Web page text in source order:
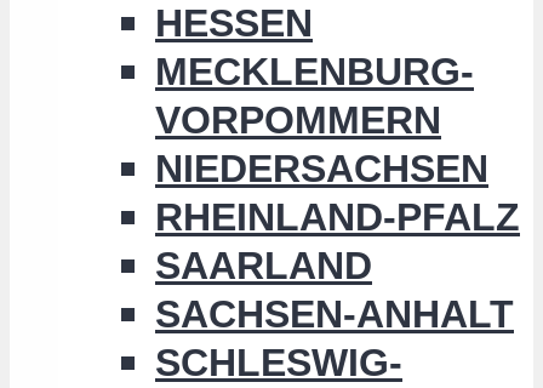
HESSEN
MECKLENBURG-
VORPOMMERN
NIEDERSACHSEN
RHEINLAND-PFALZ
SAARLAND
SACHSEN-ANHALT
SCHLESWIG-